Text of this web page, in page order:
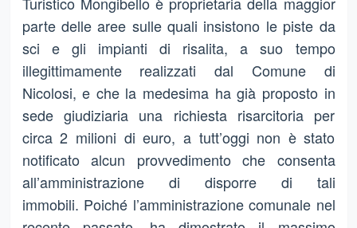
parte delle aree sulle quali insistono le piste da
sci e gli impianti di risalita, a suo tempo
illegittimamente realizzati dal Comune di
Nicolosi, e che la medesima ha già proposto in
sede giudiziaria una richiesta risarcitoria per
circa 2 milioni di euro, a tutt’oggi non è stato
notificato alcun provvedimento che consenta
all’amministrazione di disporre di tali
immobili. Poiché l’amministrazione comunale nel